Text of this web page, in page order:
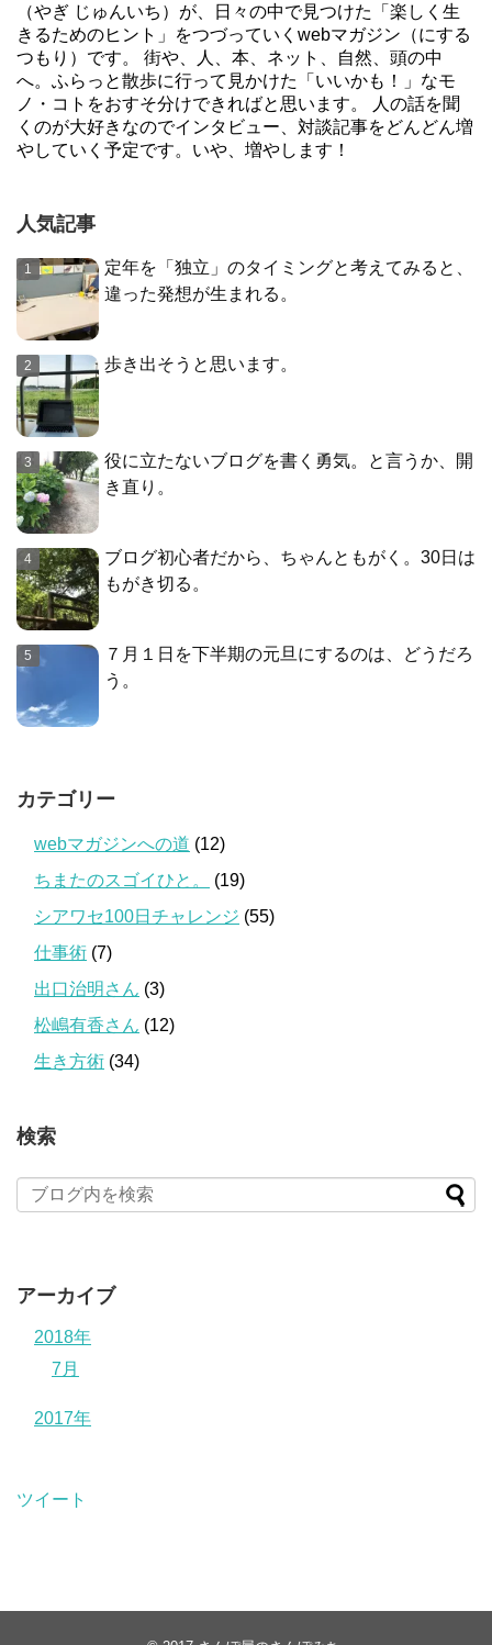
（やぎ じゅんいち）が、日々の中で見つけた「楽しく生
きるためのヒント」をつづっていくwebマガジン（にする
つもり）です。 街や、人、本、ネット、自然、頭の中
へ。ふらっと散歩に行って見かけた「いいかも！」なモ
ノ・コトをおすそ分けできればと思います。 人の話を聞
くのが大好きなのでインタビュー、対談記事をどんどん増
やしていく予定です。いや、増やします！
人気記事
定年を「独立」のタイミングと考えてみると、
違った発想が生まれる。
歩き出そうと思います。
役に立たないブログを書く勇気。と言うか、開
き直り。
ブログ初心者だから、ちゃんともがく。30日は
もがき切る。
７月１日を下半期の元旦にするのは、どうだろ
う。
カテゴリー
webマガジンへの道 (12)
ちまたのスゴイひと。
(19)
シアワセ100日チャレンジ (55)
仕事術 (7)
出口治明さん (3)
松嶋有香さん (12)
生き方術 (34)
検索
アーカイブ
2018年
7月
2017年
ツイート